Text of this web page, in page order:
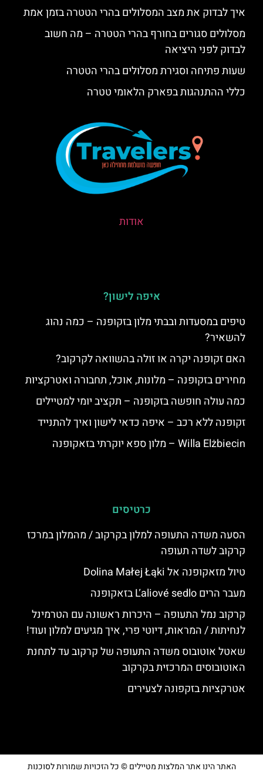
איך לבדוק את מצב המסלולים בהרי הטטרה בזמן אמת
מסלולים סגורים בחורף בהרי הטטרה – מה חשוב
לבדוק לפני היציאה
שעות פתיחה וסגירת מסלולים בהרי הטטרה
כללי ההתנהגות בפארק הלאומי טטרה
אודות
איפה לישון?
טיפים במסעדות ובבתי מלון בזקופנה – כמה נהוג
להשאיר?
האם זקופנה יקרה או זולה בהשוואה לקרקוב?
מחירים בזקופנה – מלונות, אוכל, תחבורה ואטרקציות
כמה עולה חופשה בזקופנה – תקציב יומי למטיילים
זקופנה ללא רכב – איפה כדאי לישון ואיך להתנייד
Willa Elżbiecin – מלון ספא יוקרתי בזאקופנה
כרטיסים
הסעה משדה התעופה למלון בקרקוב / מהמלון במרכז
קרקוב לשדה תעופה
טיול מזאקופנה אל Dolina Małej Łąki
מעבר הרים Ľaliové sedlo בזאקופנה
קרקוב נמל התעופה – היכרות ראשונה עם הטרמינל
לנחיתות / המראות, דיוטי פרי, איך מגיעים למלון ועוד!
שאטל אוטובוס משדה התעופה של קרקוב עד לתחנת
האוטובוסים המרכזית בקרקוב
אטרקציות בזקפונה לצעירים
האתר הינו אתר המלצות מטיילים © כל הזכויות שמורות לסוכנות